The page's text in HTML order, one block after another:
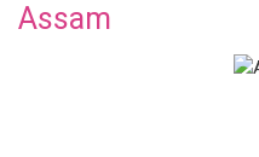
Assam